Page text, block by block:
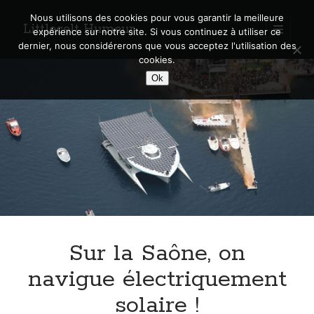
Littlecelt Humeur
open
primary
menu
Sidebar
Quel Lyonnais es-tu, Renaud Ducher ?
A quand une véritable place pour le vélo à Caluire dans la Métropole de
Lyon ?
Comment je vis ma vie sur un vélo
Sur la Saône, on
navigue électriquement
solaire !
Nous utilisons des cookies pour vous garantir la meilleure
expérience sur notre site. Si vous continuez à utiliser ce
dernier, nous considérerons que vous acceptez l'utilisation des
cookies.
Ok